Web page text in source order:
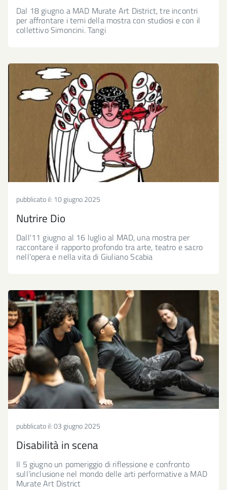
Dal 18 giugno a MAD Murate Art District, tre incontri
per affrontare i temi della mostra con studiosi e con il
collettivo Simoncini. Tangi
pubblicato il: 10 giugno 2025
Nutrire Dio
Dall'11 giugno al 16 luglio al MAD, una mostra per
raccontare il rapporto profondo tra arte, teatro e sacro
nell’opera e nella vita di Giuliano Scabia
pubblicato il:03 giugno 2025
Disabilità in scena
Il 5 giugno un pomeriggio di riflessione e confronto
sull’inclusione nel mondo delle arti performative a MAD
Murate Art District